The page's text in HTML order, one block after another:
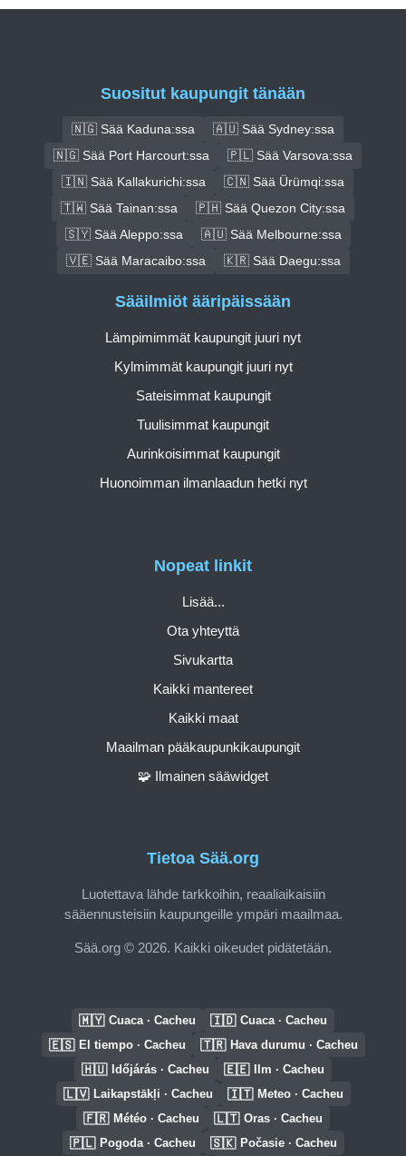
Suositut kaupungit tänään
🇳🇬 Sää Kaduna:ssa
🇦🇺 Sää Sydney:ssa
🇳🇬 Sää Port Harcourt:ssa
🇵🇱 Sää Varsova:ssa
🇮🇳 Sää Kallakurichi:ssa
🇨🇳 Sää Ürümqi:ssa
🇹🇼 Sää Tainan:ssa
🇵🇭 Sää Quezon City:ssa
🇸🇾 Sää Aleppo:ssa
🇦🇺 Sää Melbourne:ssa
🇻🇪 Sää Maracaibo:ssa
🇰🇷 Sää Daegu:ssa
Tietoa Sää.org
Luotettava lähde tarkkoihin, reaaliaikaisiin
sääennusteisiin kaupungeille ympäri maailmaa.
Sää.org © 2026. Kaikki oikeudet pidätetään.
Nopeat linkit
Lisää...
Ota yhteyttä
Sivukartta
Kaikki mantereet
Kaikki maat
Maailman pääkaupunkikaupungit
🧩 Ilmainen sääwidget
Sääilmiöt ääripäissään
Lämpimimmät kaupungit juuri nyt
Kylmimmät kaupungit juuri nyt
Sateisimmat kaupungit
Tuulisimmat kaupungit
Aurinkoisimmat kaupungit
Huonoimman ilmanlaadun hetki nyt
🇲🇾 Cuaca · Cacheu 🇮🇩 Cuaca · Cacheu
🇪🇸 El tiempo · Cacheu 🇹🇷 Hava durumu · Cacheu
🇭🇺 Időjárás · Cacheu 🇪🇪 Ilm · Cacheu
🇱🇻 Laikapstākļi · Cacheu 🇮🇹 Meteo · Cacheu
🇫🇷 Météo · Cacheu 🇱🇹 Oras · Cacheu
🇵🇱 Pogoda · Cacheu 🇸🇰 Počasie · Cacheu